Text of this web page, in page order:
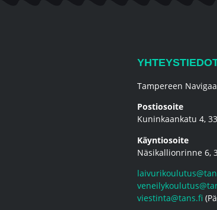
Tampereen
Postiosoite
Kuninkaankatu 4,
Käyntiosoite
Näsikallionrinne 6,
viestinta@tans.fi